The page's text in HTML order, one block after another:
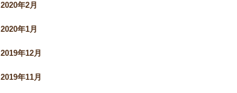
2020年2月
2020年1月
2019年12月
2019年11月